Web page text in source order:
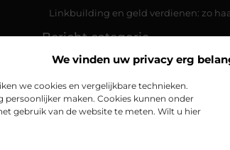
We vinden uw privacy erg
we cookies en vergelijkbare technieken.
maken. Cookies kunnen onder
gebruik van de website te meten. Wilt u hier
Linkbuilding en geld verdienen: zo
Bericht categorie
@2025 www.reikimagazine.be. All Right